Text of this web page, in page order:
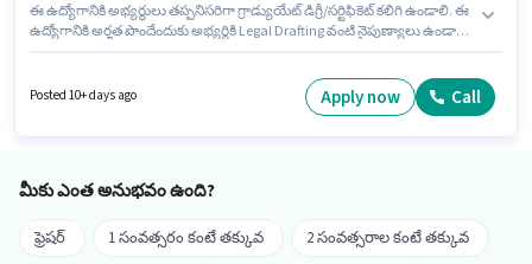
ఈ ఉద్యోగానికి అభ్యర్థులు తప్పనిసరిగా గ్రాడ్యుయేట్ డిగ్రీ/సర్టిఫికెట్ కలిగి ఉండాలి. ఈ
ఉద్యోగానికి అర్హత పొందేందుకు అభ్యర్థికి Legal Drafting వంటి నైపుణ్యాలు ఉండాలి.
6+ నెలలు సంవత్సరాల అనుభవం ఉన్న వారికి కోసం అనుకూలంగా ఉంటుంది. మీరు
నెలకు ₹25000 వరకు సంపాదించవచ్చు. ఈ ఖాళీ స్వర్ గేట్, పూనే లో ఉంది.
Posted 10+ days ago Apply now Call
మీకు ఎంత అనుభవం ఉంది?
ఫ్రెషర్ 1 సంవత్సరం కంటే తక్కువ 2 సంవత్సరాల కంటే తక్కువ